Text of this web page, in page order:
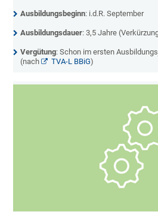
Ausbildungsbeginn: i.d.R. September
Ausbildungsdauer: 3,5 Jahre
Vergütung: Schon im ersten
(nach
TVA-L BBiG)